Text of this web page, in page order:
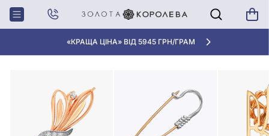
«КРАЩА ЦІНА» ВІД 5945 ГРН/ГРАМ
Головна Брошки. Булавки Чоловічі брошки та шпильки
ЧОЛОВІЧІ БРОШКИ ТА ШПИЛЬКИ